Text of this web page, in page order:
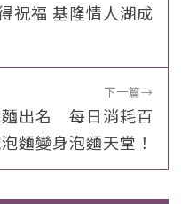
祝福 基隆情人湖成
下一篇→
麵出名 每日消耗百
麵變身泡麵天堂！